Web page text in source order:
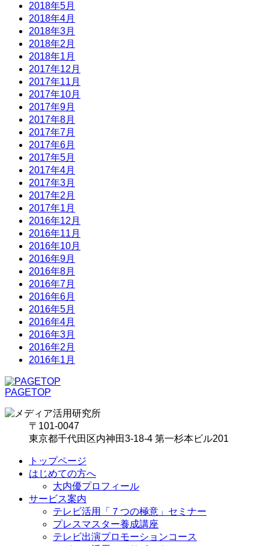
2018年5月
2018年4月
2018年3月
2018年2月
2018年1月
2017年12月
2017年11月
2017年10月
2017年9月
2017年8月
2017年7月
2017年6月
2017年5月
2017年4月
2017年3月
2017年2月
2017年1月
2016年12月
2016年11月
2016年10月
2016年9月
2016年8月
2016年7月
2016年6月
2016年5月
2016年4月
2016年3月
2016年2月
2016年1月
PAGETOP
〒101-0047
東京都千代田区内神田3-18-4 第一杉本ビル201
トップページ
はじめての方へ
大内優プロフィール
サービス案内
テレビ活用「７つの極意」セミナー
プレスマスター養成講座
テレビ出演プロモーションコース